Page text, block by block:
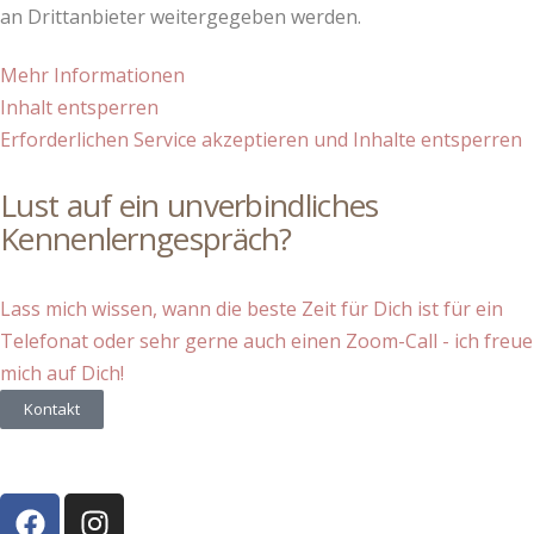
an Drittanbieter weitergegeben werden.
Mehr Informationen
Inhalt entsperren
Erforderlichen Service akzeptieren und Inhalte entsperren
Lust auf ein unverbindliches
Kennenlerngespräch?
Lass mich wissen, wann die beste Zeit für Dich ist für ein
Telefonat oder sehr gerne auch einen Zoom-Call - ich freue
mich auf Dich!
Kontakt